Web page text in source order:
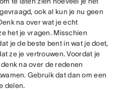
ook al kun je nu geen
na over wat je echt
het je vragen. Misschien
je de beste bent in wat je doet,
ze je vertrouwen. Voordat je
na over de redenen
Gebruik dat dan om een
delen.